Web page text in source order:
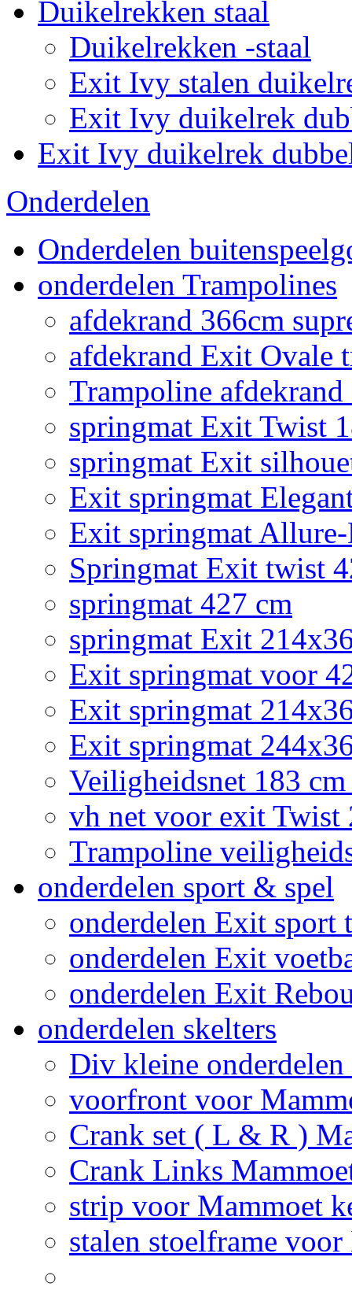
Duikelrekken staal
Duikelrekken -staal
Exit Ivy stalen
Exit Ivy duikelrek
Exit Ivy duikelrek
Onderdelen
Onderdelen
onderdelen Trampolines
afdekrand 366cm
afdekrand Exit Ovale
Trampoline
springmat Exit Twist
springmat Exit
Exit springmat
Exit springmat
Springmat Exit twist
springmat 427 cm
springmat Exit
Exit springmat voor
Exit springmat
Exit springmat
Veiligheidsnet 183
vh net voor exit Twist
Trampoline
onderdelen sport & spel
onderdelen Exit sport
onderdelen Exit
onderdelen Exit
onderdelen skelters
Div kleine
voorfront voor
Crank set ( L & R )
Crank Links
strip voor Mammoet
stalen stoelframe